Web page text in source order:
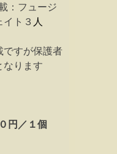
：フュージ
ト３ 人
ですが保護者
なります
／１個